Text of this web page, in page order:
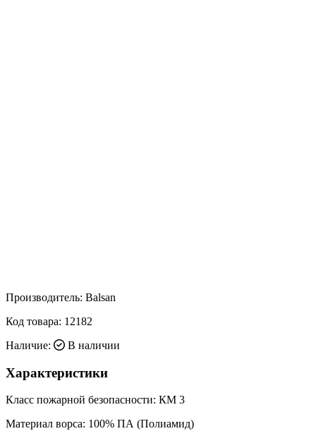
Производитель: Balsan
Код товара: 12182
Наличие:
В наличии
Характеристики
Класс пожарной безопасности: КМ 3
Материал ворса: 100% ПА (Полиамид)